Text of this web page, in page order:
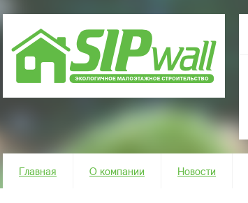
Главная О компании Новости